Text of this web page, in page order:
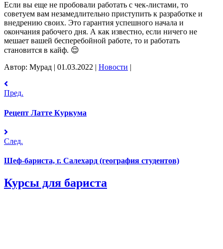
Если вы еще не пробовали работать с чек-листами, то
советуем вам незамедлительно приступить к разработке и
внедрению своих. Это гарантия успешного начала и
окончания рабочего дня. А как известно, если ничего не
мешает вашей бесперебойной работе, то и работать
становится в кайф. 😌
Автор: Мурад | 01.03.2022 | Новости |
Пред.
Рецепт Латте Куркума
След.
Шеф-бариста, г. Салехард (география студентов)
Курсы для бариста